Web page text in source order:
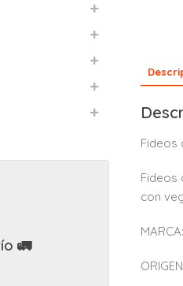
Fideos
Fideos
con
🚛